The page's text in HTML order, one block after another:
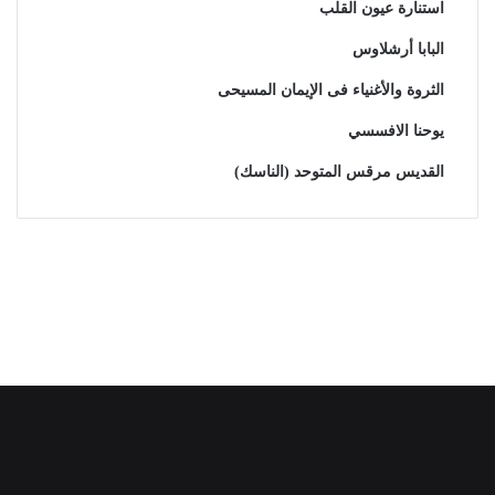
استنارة عيون القلب
البابا أرشلاوس
الثروة والأغنياء فى الإيمان المسيحى
يوحنا الافسسي
القديس مرقس المتوحد (الناسك)